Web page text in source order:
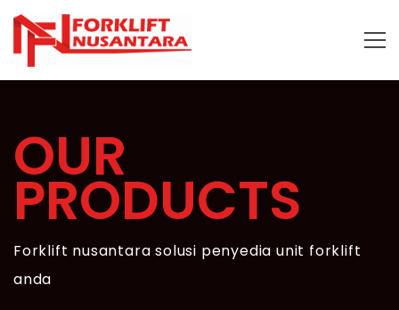
OUR
PRODUCTS
Forklift nusantara solusi penyedia unit forklift
anda